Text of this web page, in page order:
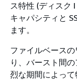
ス特性 (ディスク
キャパシティと
ます。
ファイルベース
り、バースト間
烈な期間によっ